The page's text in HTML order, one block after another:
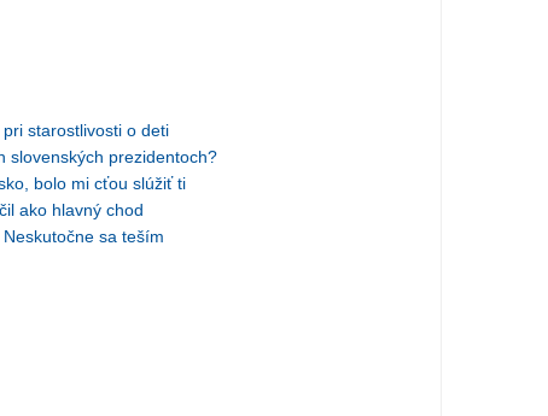
starostlivosti o deti
slovenských prezidentoch?
bolo mi cťou slúžiť ti
ako hlavný chod
sa teším